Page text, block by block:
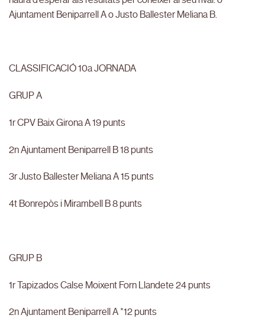
Ajuntament Beniparrell A o Justo Ballester Meliana B.
CLASSIFICACIÓ 10a JORNADA
GRUP A
1r CPV Baix Girona A 19 punts
2n Ajuntament Beniparrell B 18 punts
3r Justo Ballester Meliana A 15 punts
4t Bonrepòs i Mirambell B 8 punts
GRUP B
1r Tapizados Calse Moixent Forn Llandete 24 punts
2n Ajuntament Beniparrell A *12 punts